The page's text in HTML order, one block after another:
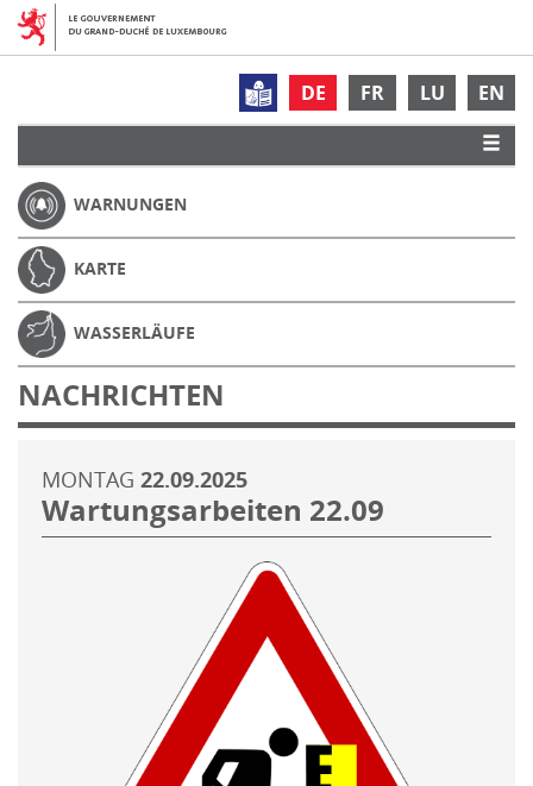
DE FR LU EN
WARNUNGEN
KARTE
WASSERLÄUFE
NACHRICHTEN
MONTAG 22.09.2025
Wartungsarbeiten 22.09